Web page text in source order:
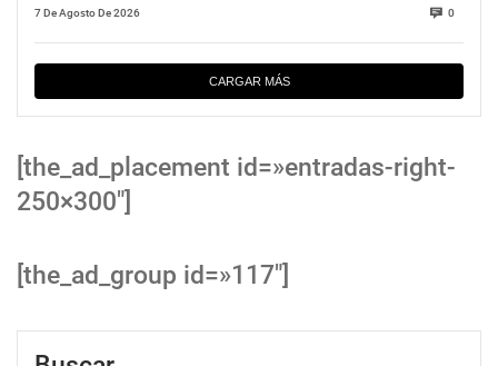
7 De Agosto De 2026 0
CARGAR MÁS
[the_ad_placement id=»entradas-right-
250×300″]
[the_ad_group id=»117″]